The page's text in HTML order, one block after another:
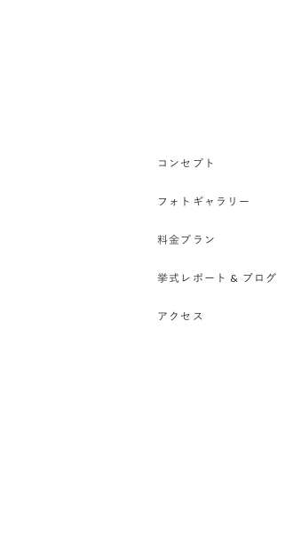
コンセプト
フォトギャラリー
料金プラン
挙式レポート & ブログ
アクセス